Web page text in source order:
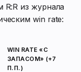
R:R из журнала
win rate:
WIN RATE «С
ЗАПАСОМ» (+7
П.П.)